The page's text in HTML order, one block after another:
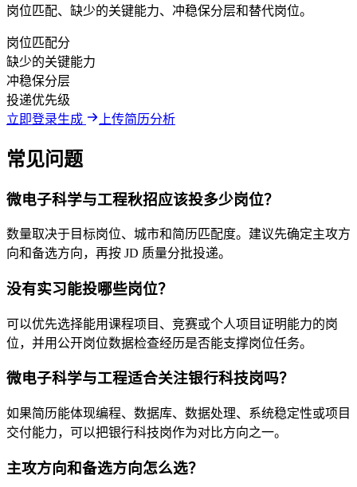
岗位匹配、缺少的关键能力、冲稳保分层和替代岗位。
岗位匹配分
缺少的关键能力
冲稳保分层
投递优先级
立即登录生成
上传简历分析
常见问题
微电子科学与工程秋招应该投多少岗位？
数量取决于目标岗位、城市和简历匹配度。建议先确定主攻方
向和备选方向，再按 JD 质量分批投递。
没有实习能投哪些岗位？
可以优先选择能用课程项目、竞赛或个人项目证明能力的岗
位，并用公开岗位数据检查经历是否能支撑岗位任务。
微电子科学与工程适合关注银行科技岗吗？
如果简历能体现编程、数据库、数据处理、系统稳定性或项目
交付能力，可以把银行科技岗作为对比方向之一。
主攻方向和备选方向怎么选？